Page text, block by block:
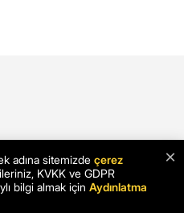
×
adına sitemizde çerez
KVKK ve GDPR
bilgi almak için Aydınlatma